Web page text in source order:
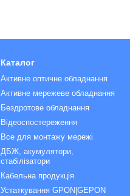
Каталог
Активне оптичне обладнання
Активне мережеве обладнання
Бездротове обладнання
Відеоспостереження
Все для монтажу мережі
ДБЖ, акумулятори,
стабілізатори
Кабельна продукція
Устаткування GPON|GEPON